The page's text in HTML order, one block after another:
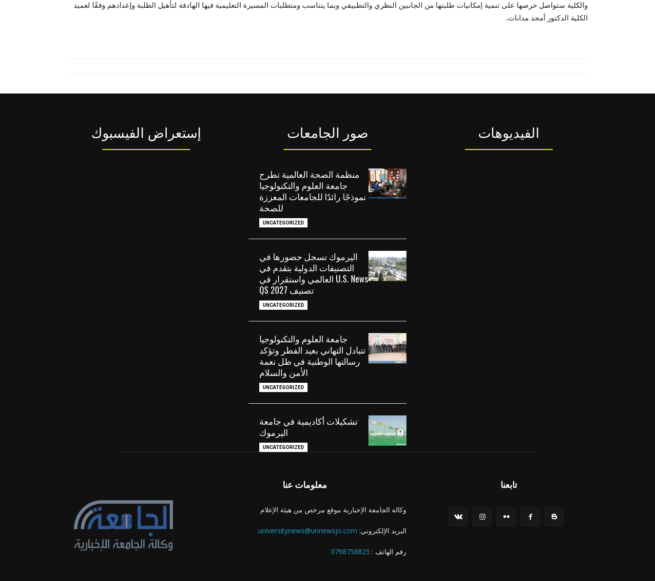
والكلية ستواصل حرصها على تنمية إمكانيات طلبتها من الجانبين النظري والتطبيقي وبما يتناسب ومتطلبات المسيرة التعليمية فيها الهادفة لتأهيل الطلبة وإعدادهم وفقًا لعميد
الكلية الدكتور أمجد مدانات.
إستعراض الفيسبوك صور الجامعات
منظمة الصحة العالمية تطرح
جامعة العلوم والتكنولوجيا
نموذجًا رائدًا للجامعات المعززة
للصحة
UNCATEGORIZED
اليرموك تسجل حضورها في
التصنيفات الدولية بتقدم في
U.S. News العالمي واستقرار في
تصنيف QS 2027
UNCATEGORIZED
جامعة العلوم والتكنولوجيا
تتبادل التهاني بعيد الفطر وتؤكد
رسالتها الوطنية في ظل نعمة
الأمن والسلام
UNCATEGORIZED
تشكيلات أكاديمية في جامعة
اليرموك
UNCATEGORIZED
الفيديوهات
معلومات عنا
وكالة الجامعة الإخبارية موقع مرخص من هيئة الإعلام
البريد الإلكتروني: universitynews@unnewsjo.com
رقم الهاتف : 0798758825
تابعنا